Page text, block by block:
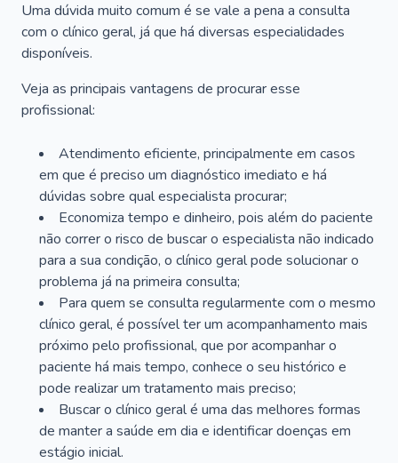
Uma dúvida muito comum é se vale a pena a consulta
com o clínico geral, já que há diversas especialidades
disponíveis.
Veja as principais vantagens de procurar esse
profissional:
Atendimento eficiente, principalmente em casos
em que é preciso um diagnóstico imediato e há
dúvidas sobre qual especialista procurar;
Economiza tempo e dinheiro, pois além do paciente
não correr o risco de buscar o especialista não indicado
para a sua condição, o clínico geral pode solucionar o
problema já na primeira consulta;
Para quem se consulta regularmente com o mesmo
clínico geral, é possível ter um acompanhamento mais
próximo pelo profissional, que por acompanhar o
paciente há mais tempo, conhece o seu histórico e
pode realizar um tratamento mais preciso;
Buscar o clínico geral é uma das melhores formas
de manter a saúde em dia e identificar doenças em
estágio inicial.